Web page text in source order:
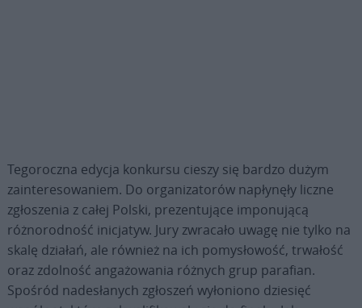
Tegoroczna edycja konkursu cieszy się bardzo dużym
zainteresowaniem. Do organizatorów napłynęły liczne
zgłoszenia z całej Polski, prezentujące imponującą
różnorodność inicjatyw. Jury zwracało uwagę nie tylko na
skalę działań, ale również na ich pomysłowość, trwałość
oraz zdolność angażowania różnych grup parafian.
Spośród nadesłanych zgłoszeń wyłoniono dziesięć